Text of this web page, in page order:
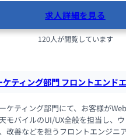
求人詳細を見る
120人が閲覧しています
ケティング部門 フロントエンド
ケティング部門にて、お客様が
モバイルのUI/UX全般を担当し、
改善などを担うフロントエンジニ